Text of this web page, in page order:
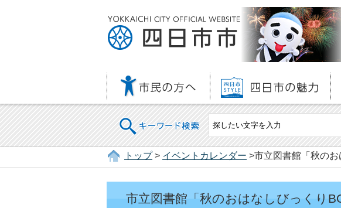
キーワード検索
トップ> イベントカレンダー >市立図書館「秋のお
市立図書館「秋のおはなしびっくり